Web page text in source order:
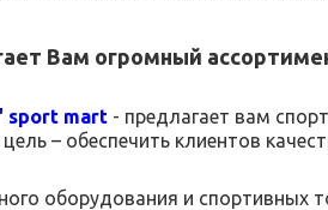
Вам огромный
sport mart - предлагает вам
– обеспечить клиентов
оборудования и спортивных